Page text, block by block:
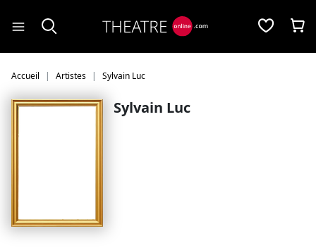
Accueil Artistes Sylvain Luc
Sylvain Luc